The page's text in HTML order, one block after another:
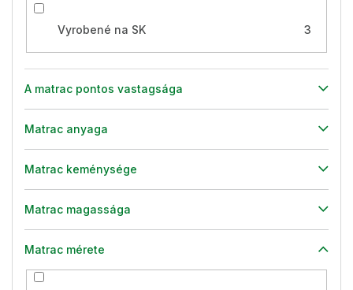
Vyrobené na SK 3
A matrac pontos vastagsága
Matrac anyaga
Matrac keménysége
Matrac magassága
Matrac mérete